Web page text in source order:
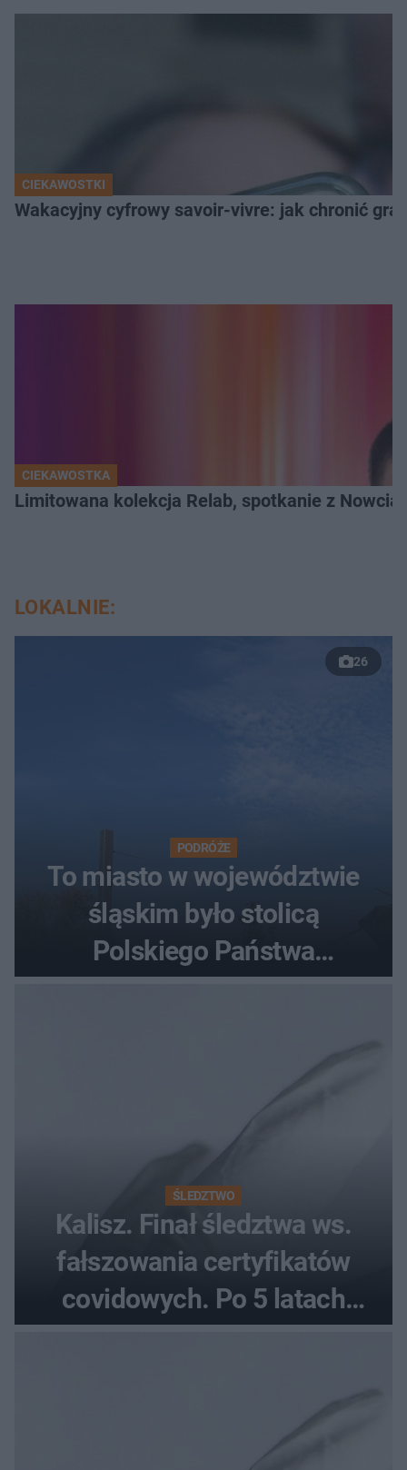
CIEKAWOSTKI
Wakacyjny cyfrowy savoir-vivre: jak chronić
CIEKAWOSTKA
Limitowana kolekcja Relab, spotkanie z
LOKALNIE:
26
PODRÓŻE
To miasto w województwie
śląskim było stolicą
Polskiego Państwa
ŚLEDZTWO
Kalisz. Finał śledztwa ws.
fałszowania certyfikatów
covidowych. Po 5 latach